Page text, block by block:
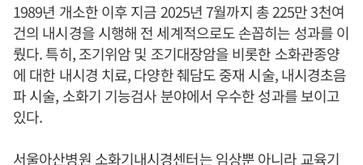
1989년 개소한 이후 지금 2025년 7월까지 총 225만 3천여
건의 내시경을 시행해 전 세계적으로도 손꼽히는 성과를 이
뤘다. 특히, 조기위암 및 조기대장암을 비롯한 소화관종양
에 대한 내시경 치료, 다양한 췌담도 중재 시술, 내시경초음
파 시술, 소화기 기능검사 분야에서 우수한 성과를 보이고
있다.
서울아산병원 소화기내시경센터는 임상뿐 아니라 교육기